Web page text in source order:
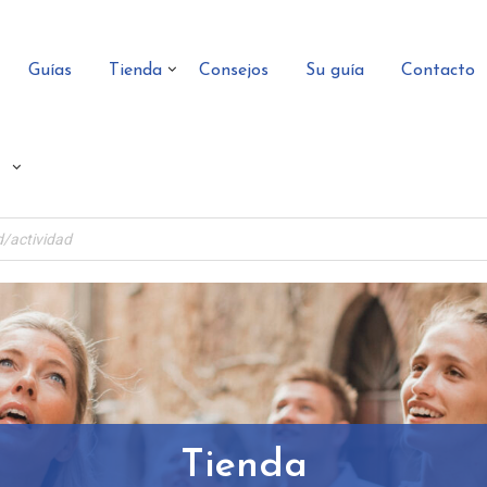
Guías Tienda Consejos Su guía Contacto
Tienda